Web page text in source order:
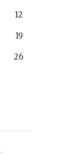
12
19
26